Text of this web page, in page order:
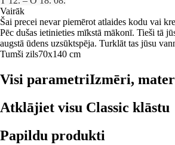
Vairāk
Šai precei nevar piemērot atlaides kodu vai
Pēc dušas ietinieties mīkstā mākonī. Tieši tā
augstā ūdens uzsūktspēja. Turklāt tas jūsu
Tumši zils70x140 cm
Visi parametriIzmēri,
Atklājiet visu Classic klāstu
Papildu produkti